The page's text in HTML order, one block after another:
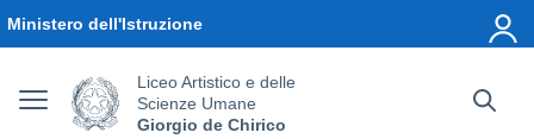
Ministero dell'Istruzione
Liceo Artistico e delle
Scienze Umane
Giorgio de Chirico